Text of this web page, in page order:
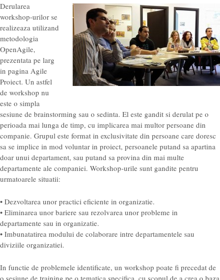
Derularea
workshop-urilor se
realizeaza utilizand
metodologia
OpenAgile,
prezentata pe larg
in pagina Agile
Proiect. Un astfel
de workshop nu
este o simpla
sesiune de brainstorming sau o sedinta. El este gandit si derulat pe o
perioada mai lunga de timp, cu implicarea mai multor persoane din
companie. Grupul este format in exclusivitate din persoane care doresc
sa se implice in mod voluntar in proiect, persoanele putand sa apartina
doar unui departament, sau putand sa provina din mai multe
departamente ale companiei. Workshop-urile sunt gandite pentru
urmatoarele situatii:
• Dezvoltarea unor practici eficiente in organizatie.
• Eliminarea unor bariere sau rezolvarea unor probleme in
departamente sau in organizatie.
• Imbunatatirea modului de colaborare intre departamentele sau
diviziile organizatiei.
In functie de problemele identificate, un workshop poate fi precedat de